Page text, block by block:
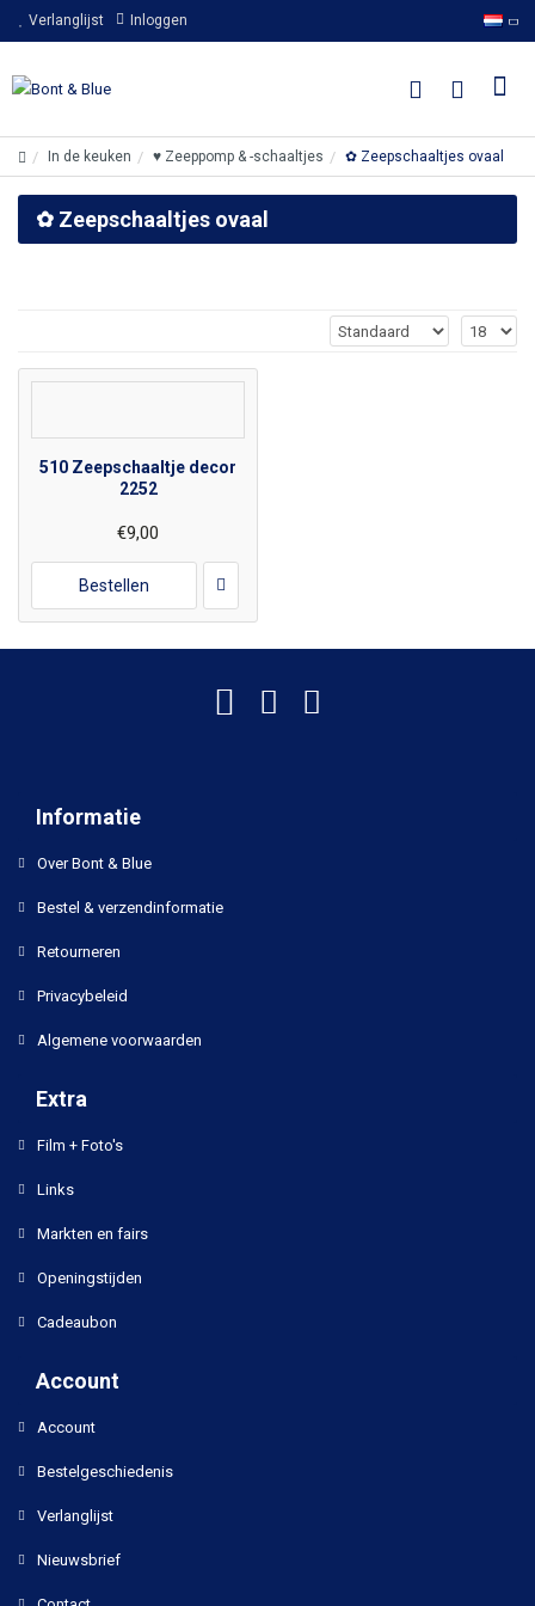
Verlanglijst Inloggen
In de keuken ♥ Zeeppomp & -schaaltjes ✿ Zeepschaaltjes ovaal
✿ Zeepschaaltjes ovaal
510 Zeepschaaltje decor
2252
€9,00
Bestellen
Informatie
Over Bont & Blue
Bestel & verzendinformatie
Retourneren
Privacybeleid
Algemene voorwaarden
Extra
Film + Foto's
Links
Markten en fairs
Openingstijden
Cadeaubon
Account
Account
Bestelgeschiedenis
Verlanglijst
Nieuwsbrief